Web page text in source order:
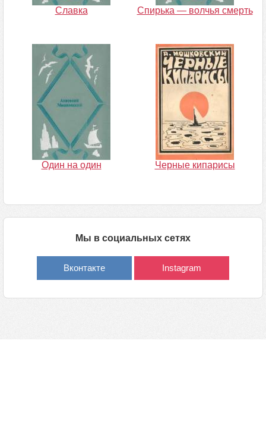
Славка Спирька — волчья смерть
Один на один Черные кипарисы
Мы в социальных сетях
Вконтакте Instagram